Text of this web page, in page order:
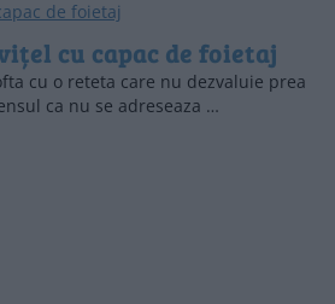
cu capac de foietaj
cu o reteta care nu dezvaluie prea
ca nu se adreseaza …